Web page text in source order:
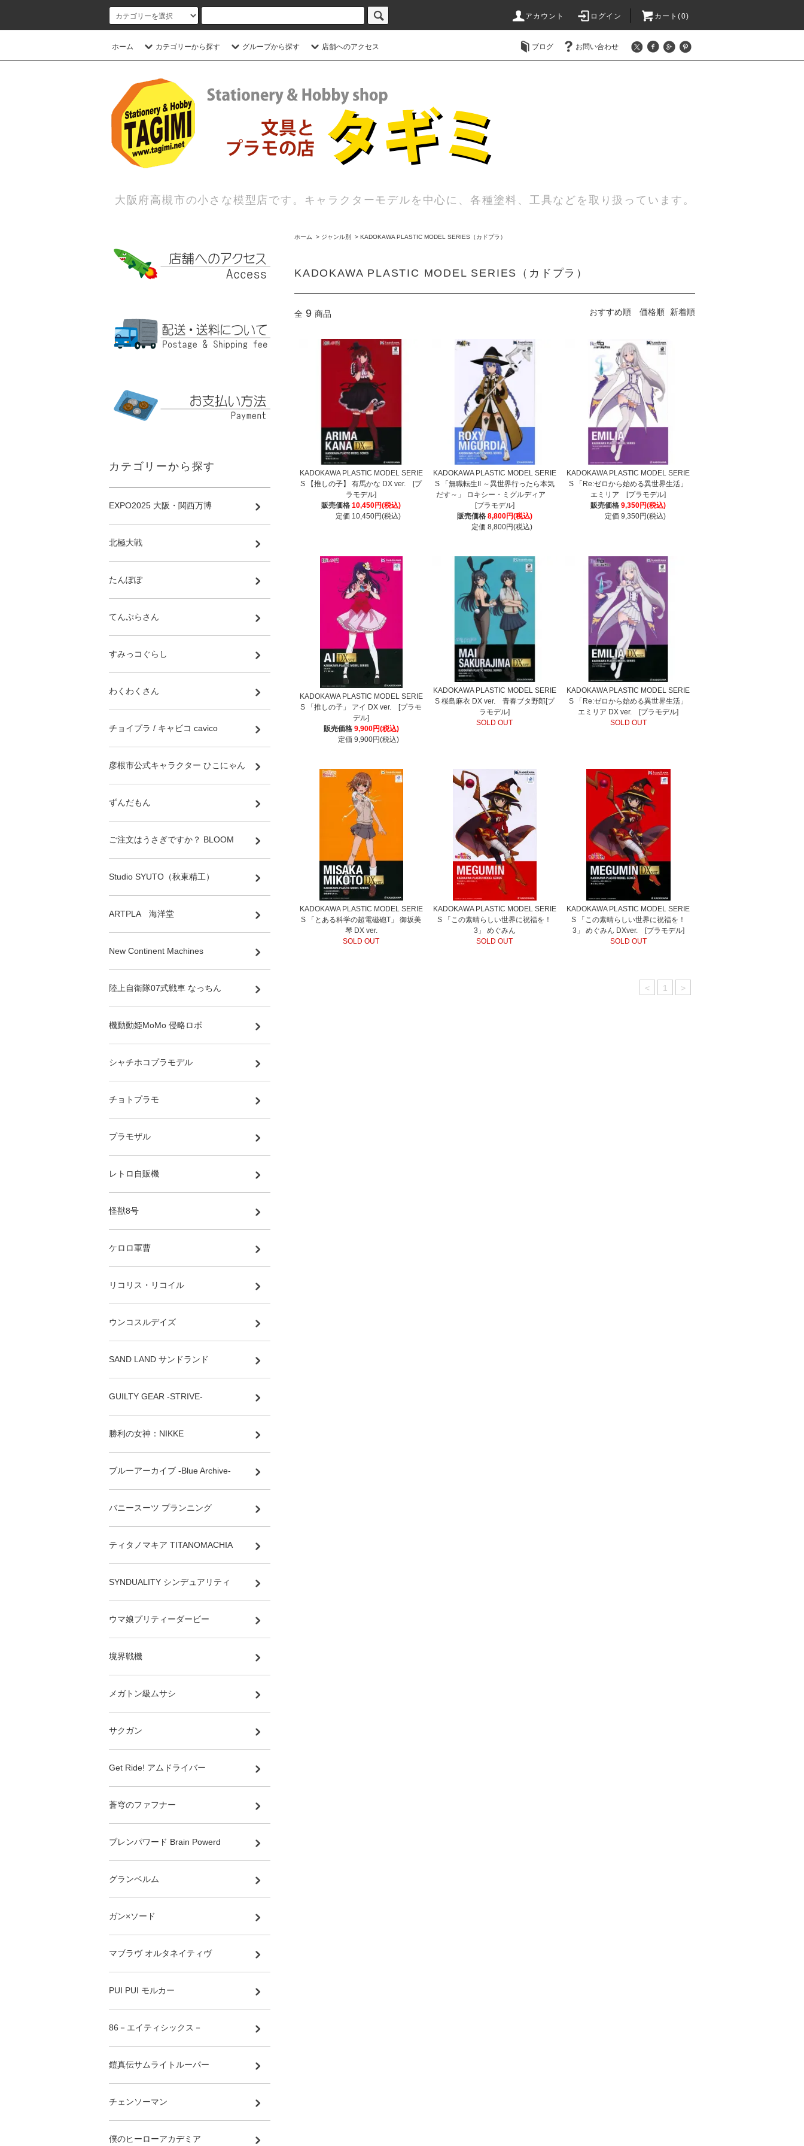
アカウント ログイン カート(0)
ホーム カテゴリーから探す グループから探す 店舗へのアクセス ブログ お問い合わせ
大阪府高槻市の小さな模型店です。キャラクターモデルを中心に、各種塗料、工具などを取り扱っています。
ホーム > ジャンル別 > KADOKAWA PLASTIC MODEL SERIES（カドプラ）
KADOKAWA PLASTIC MODEL SERIES（カドプラ）
全 9 商品 おすすめ順 価格順 新着順
KADOKAWA PLASTIC MODEL SERIE
S 【推しの子】 有馬かな DX ver. [プ
ラモデル]
販売価格10,450円(税込)
定価 10,450円(税込)
KADOKAWA PLASTIC MODEL SERIE
S 「無職転生II ～異世界行ったら本気
だす～」 ロキシー・ミグルディア
[プラモデル]
販売価格 8,800円(税込)
定価 8,800円(税込)
KADOKAWA PLASTIC MODEL SERIE
S 「Re:ゼロから始める異世界生活」
エミリア [プラモデル]
販売価格9,350円(税込)
定価 9,350円(税込)
KADOKAWA PLASTIC MODEL SERIE
S 「推しの子」 アイ DX ver. [プラモ
デル]
販売価格 9,900円(税込)
定価 9,900円(税込)
KADOKAWA PLASTIC MODEL SERIE
S 桜島麻衣 DX ver. 青春ブタ野郎[プ
ラモデル]
SOLD OUT
KADOKAWA PLASTIC MODEL SERIE
S 「Re:ゼロから始める異世界生活」
エミリア DX ver. [プラモデル]
SOLD OUT
KADOKAWA PLASTIC MODEL SERIE
S 「とある科学の超電磁砲T」 御坂美
琴 DX ver.
SOLD OUT
KADOKAWA PLASTIC MODEL SERIE
S 「この素晴らしい世界に祝福を！
3」 めぐみん
SOLD OUT
KADOKAWA PLASTIC MODEL SERIE
S 「この素晴らしい世界に祝福を！
3」 めぐみん DXver. [プラモデル]
SOLD OUT
< 1 >
カテゴリーから探す
EXPO2025 大阪・関西万博
北極大戦
たんぽぽ
てんぷらさん
すみっコぐらし
わくわくさん
チョイプラ / キャビコ cavico
彦根市公式キャラクター ひこにゃん
ずんだもん
ご注文はうさぎですか？ BLOOM
Studio SYUTO（秋東精工）
ARTPLA 海洋堂
New Continent Machines
陸上自衛隊07式戦車 なっちん
機動動姫MoMo 侵略ロボ
シャチホコプラモデル
チョトプラモ
プラモザル
レトロ自販機
怪獣8号
ケロロ軍曹
リコリス・リコイル
ウンコスルデイズ
SAND LAND サンドランド
GUILTY GEAR -STRIVE-
勝利の女神：NIKKE
ブルーアーカイブ -Blue Archive-
バニースーツ プランニング
ティタノマキア TITANOMACHIA
SYNDUALITY シンデュアリティ
ウマ娘プリティーダービー
境界戦機
メガトン級ムサシ
サクガン
Get Ride! アムドライバー
蒼穹のファフナー
ブレンパワード Brain Powerd
グランベルム
ガン×ソード
マブラヴ オルタネイティヴ
PUI PUI モルカー
86－エイティシックス－
鎧真伝サムライトルーパー
チェンソーマン
僕のヒーローアカデミア